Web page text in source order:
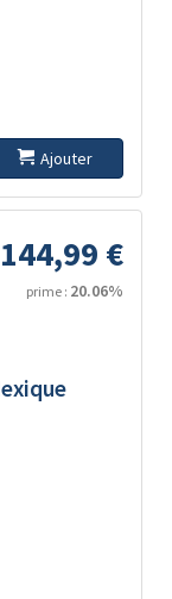
Ajouter
144,99 €
prime : 20.06%